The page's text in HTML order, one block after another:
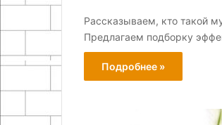
Рассказываем, кто такой
Предлагаем подборку
Подробнее »